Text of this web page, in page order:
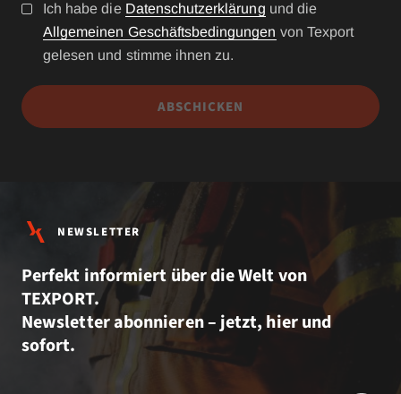
Ich habe die Datenschutzerklärung und die
Allgemeinen Geschäftsbedingungen von Texport
gelesen und stimme ihnen zu.
ABSCHICKEN
NEWSLETTER
Perfekt informiert über die Welt von
TEXPORT.
Newsletter abonnieren – jetzt, hier und
sofort.